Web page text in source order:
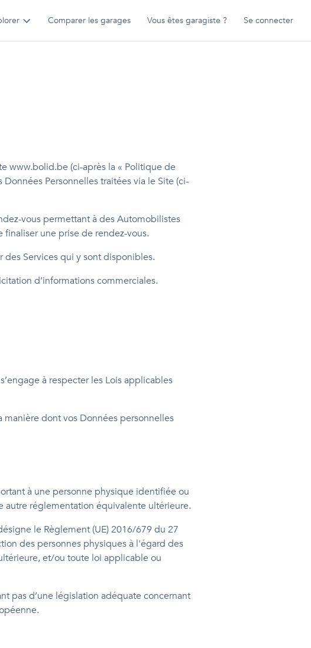
Comparer les garages Vous êtes garagiste ? Se connecter
www.bolid.be (ci-après la « Politique de
Personnelles traitées via le Site (ci-
vous permettant à des Automobilistes
une prise de rendez-vous.
des Services qui y sont disponibles.
d’informations commerciales.
à respecter les Lois applicables
dont vos Données personnelles
à une personne physique identifiée ou
autre réglementation équivalente ultérieure.
le Règlement (UE) 2016/679 du 27
des personnes physiques à l'égard des
et/ou toute loi applicable ou
pas d’une législation adéquate concernant